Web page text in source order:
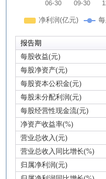
报告期
每股收益(元)
每股净资产(元)
每股资本公积金(元)
每股未分配利润(元)
每股经营性现金流(元)
净资产收益率(%)
营业总收入(元)
营业总收入同比增长(%)
归属净利润(元)